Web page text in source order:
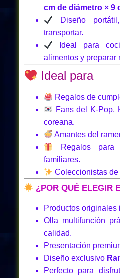
cm de diámetro × 9
Diseño
transportar.
Ideal para
alimentos y preparar
Ideal para
Regalos de
Fans del K-Pop,
coreana.
Amantes del
Regalos para
familiares.
Coleccionistas
¿POR QUÉ ELEGIR
Productos originales
Olla multifunción
calidad.
Presentación
Diseño exclusivo
Perfecto para